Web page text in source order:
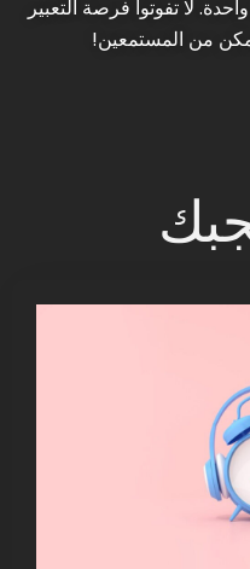
لا تفوتوا فرصة التعبير
من المستمعين!